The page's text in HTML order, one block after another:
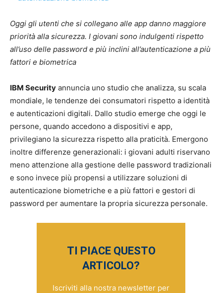
Oggi gli utenti che si collegano alle app danno maggiore
priorità alla sicurezza. I giovani sono indulgenti rispetto
all’uso delle password e più inclini all’autenticazione a più
fattori e biometrica
IBM Security annuncia uno studio che analizza, su scala
mondiale, le tendenze dei consumatori rispetto a identità
e autenticazioni digitali. Dallo studio emerge che oggi le
persone, quando accedono a dispositivi e app,
privilegiano la sicurezza rispetto alla praticità. Emergono
inoltre differenze generazionali: i giovani adulti riservano
meno attenzione alla gestione delle password tradizionali
e sono invece più propensi a utilizzare soluzioni di
autenticazione biometriche e a più fattori e gestori di
password per aumentare la propria sicurezza personale.
TI PIACE QUESTO
ARTICOLO?
Iscriviti alla nostra newsletter per